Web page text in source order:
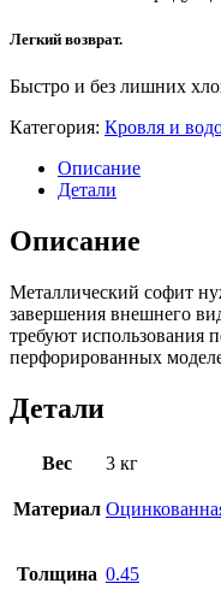
Легкий возврат.
Быстро и без лишних
Категория: Кровля и
Описание
Детали
Описание
Металлический софит
завершения внешнего
требуют использования
перфорированных
Детали
Вес 3 кг
Материал
Толщина 0.45